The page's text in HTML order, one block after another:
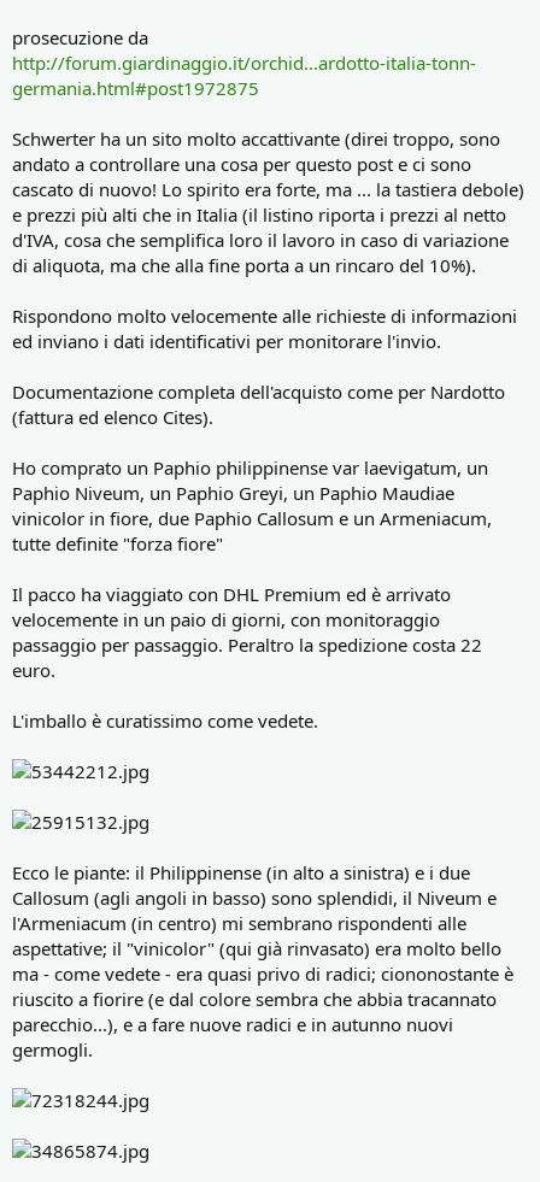
prosecuzione da
http://forum.giardinaggio.it/orchid...ardotto-italia-tonn-
germania.html#post1972875
Schwerter ha un sito molto accattivante (direi troppo, sono
andato a controllare una cosa per questo post e ci sono
cascato di nuovo! Lo spirito era forte, ma ... la tastiera debole)
e prezzi più alti che in Italia (il listino riporta i prezzi al netto
d'IVA, cosa che semplifica loro il lavoro in caso di variazione
di aliquota, ma che alla fine porta a un rincaro del 10%).
Rispondono molto velocemente alle richieste di informazioni
ed inviano i dati identificativi per monitorare l'invio.
Documentazione completa dell'acquisto come per Nardotto
(fattura ed elenco Cites).
Ho comprato un Paphio philippinense var laevigatum, un
Paphio Niveum, un Paphio Greyi, un Paphio Maudiae
vinicolor in fiore, due Paphio Callosum e un Armeniacum,
tutte definite "forza fiore"
Il pacco ha viaggiato con DHL Premium ed è arrivato
velocemente in un paio di giorni, con monitoraggio
passaggio per passaggio. Peraltro la spedizione costa 22
euro.
L'imballo è curatissimo come vedete.
Ecco le piante: il Philippinense (in alto a sinistra) e i due
Callosum (agli angoli in basso) sono splendidi, il Niveum e
l'Armeniacum (in centro) mi sembrano rispondenti alle
aspettative; il "vinicolor" (qui già rinvasato) era molto bello
ma - come vedete - era quasi privo di radici; ciononostante è
riuscito a fiorire (e dal colore sembra che abbia tracannato
parecchio...), e a fare nuove radici e in autunno nuovi
germogli.